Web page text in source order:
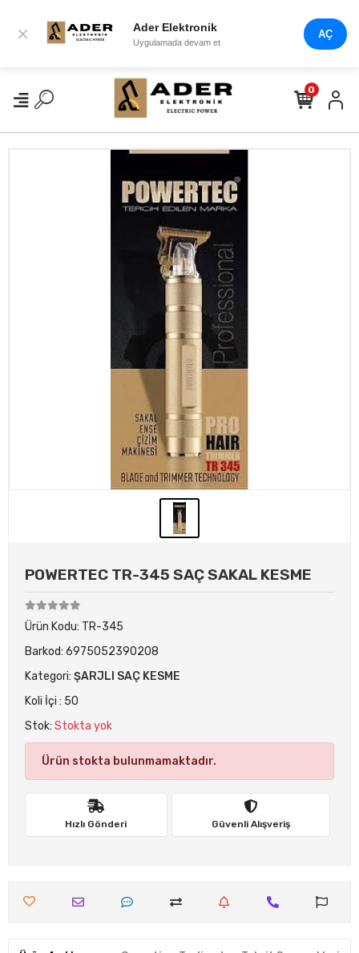
× Ader Elektronik
Uygulamada devam et
AÇ
0
POWERTEC TR-345 SAÇ SAKAL KESME
Ürün Kodu: TR-345
Barkod: 6975052390208
Kategori: ŞARJLI SAÇ KESME
Koli İçi : 50
Stok: Stokta yok
Ürün stokta bulunmamaktadır.
Hızlı Gönderi Güvenli Alışveriş